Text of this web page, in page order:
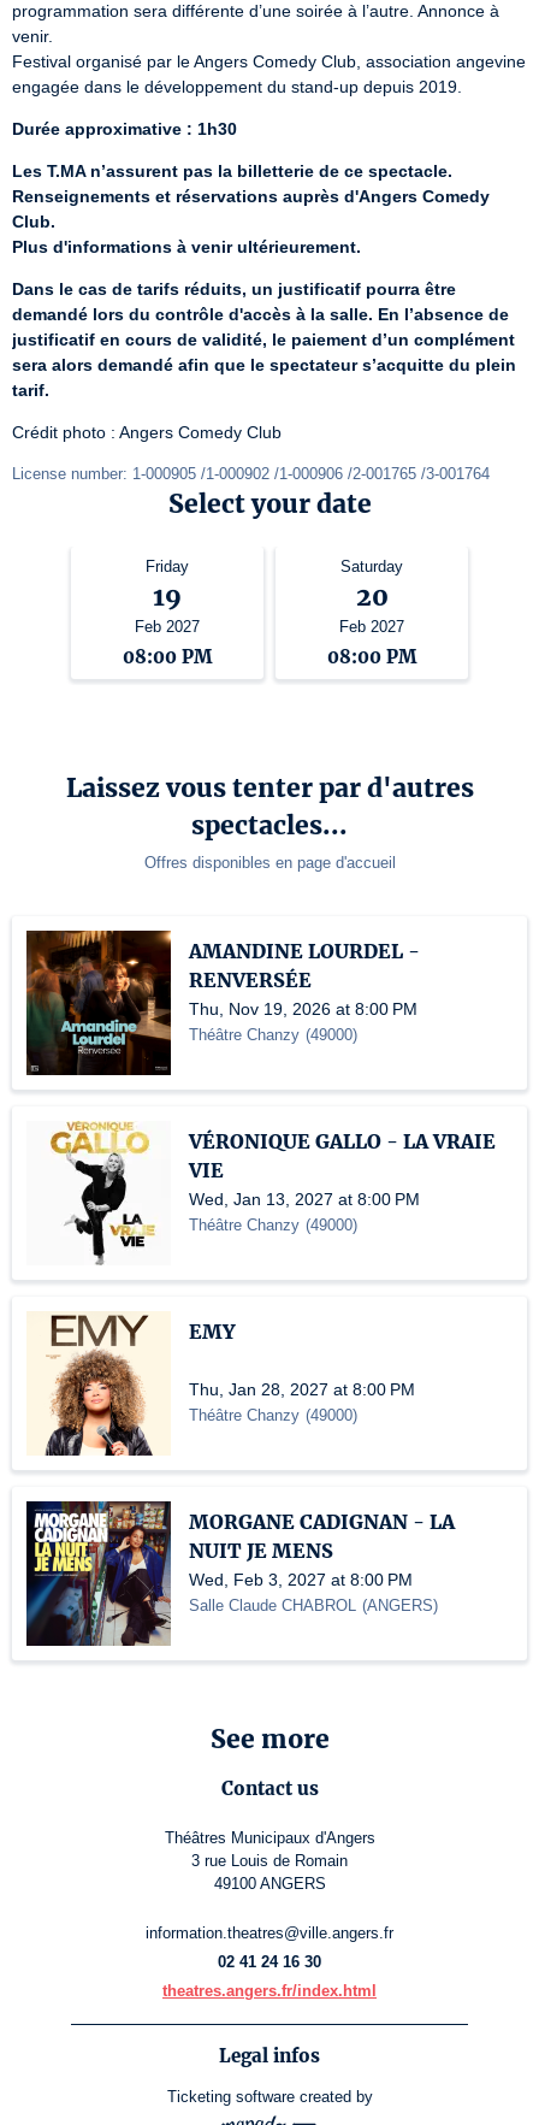
programmation sera différente d’une soirée à l’autre. Annonce à
venir.
Festival organisé par le Angers Comedy Club, association angevine
engagée dans le développement du stand-up depuis 2019.
Durée approximative : 1h30
Les T.MA n’assurent pas la billetterie de ce spectacle.
Renseignements et réservations auprès d'Angers Comedy
Club.
Plus d'informations à venir ultérieurement.
Dans le cas de tarifs réduits, un justificatif pourra être
demandé lors du contrôle d'accès à la salle. En l’absence de
justificatif en cours de validité, le paiement d’un complément
sera alors demandé afin que le spectateur s’acquitte du plein
tarif.
Crédit photo : Angers Comedy Club
License number: 1-000905 /1-000902 /1-000906 /2-001765 /3-001764
Select your date
Friday
19
Feb 2027
08:00 PM
Saturday
20
Feb 2027
08:00 PM
Laissez vous tenter par d'autres
spectacles...
Offres disponibles en page d'accueil
AMANDINE LOURDEL -
RENVERSÉE
Thu, Nov 19, 2026 at 8:00 PM
Théâtre Chanzy (49000)
VÉRONIQUE GALLO - LA VRAIE
VIE
Wed, Jan 13, 2027 at 8:00 PM
Théâtre Chanzy (49000)
EMY
Thu, Jan 28, 2027 at 8:00 PM
Théâtre Chanzy (49000)
MORGANE CADIGNAN - LA
NUIT JE MENS
Wed, Feb 3, 2027 at 8:00 PM
Salle Claude CHABROL (ANGERS)
See more
Contact us
Théâtres Municipaux d'Angers
3 rue Louis de Romain
49100 ANGERS
information.theatres@ville.angers.fr
02 41 24 16 30
theatres.angers.fr/index.html
Legal infos
Ticketing software created by